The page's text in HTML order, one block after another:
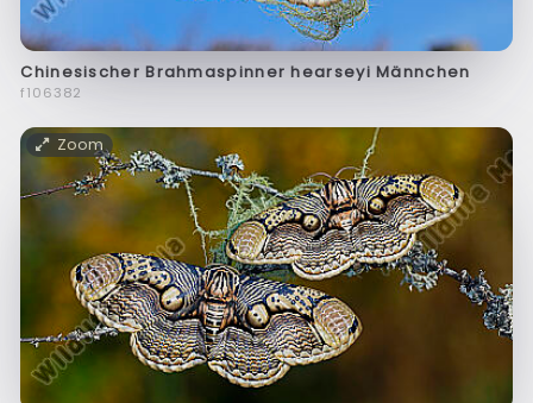
Chinesischer Brahmaspinner hearseyi Männchen
f106382
Zoom